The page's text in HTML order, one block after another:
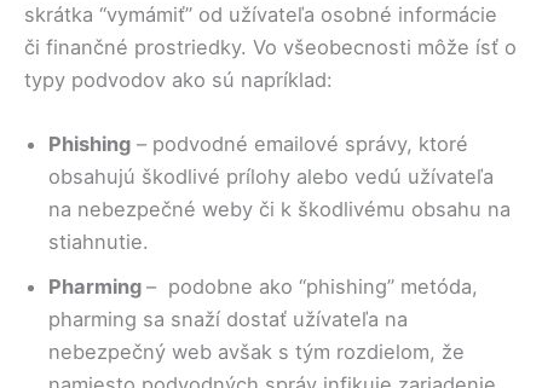
skrátka “vymámiť” od užívateľa osobné informácie
či finančné prostriedky. Vo všeobecnosti môže ísť o
typy podvodov ako sú napríklad:
Phishing – podvodné emailové správy, ktoré
obsahujú škodlivé prílohy alebo vedú užívateľa
na nebezpečné weby či k škodlivému obsahu na
stiahnutie.
Pharming – podobne ako “phishing” metóda,
pharming sa snaží dostať užívateľa na
nebezpečný web avšak s tým rozdielom, že